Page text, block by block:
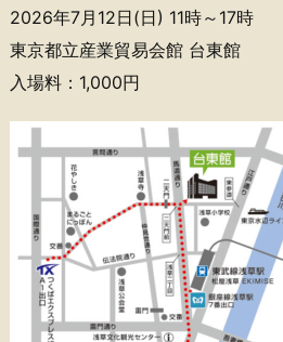
2026年7月12日(日) 11時～17時
東京都立産業貿易会館 台東館
入場料：1,000円